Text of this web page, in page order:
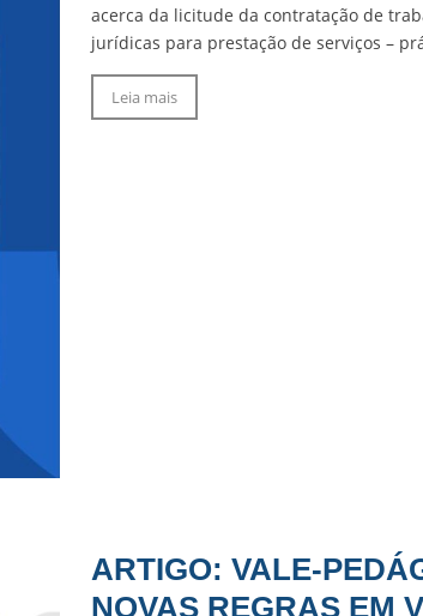
acerca da licitude da contratação de
jurídicas para prestação de serviços –
Leia mais
ARTIGO: VALE-
NOVAS REGRAS EM